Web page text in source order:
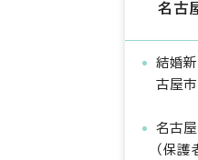
名古
結婚
古屋
名古
（保